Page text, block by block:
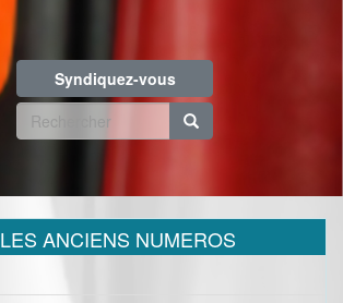
Syndiquez-vous
Formulaire
recherche
LES ANCIENS NUMEROS